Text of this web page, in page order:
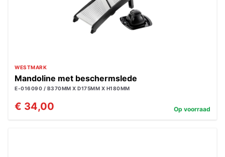
WESTMARK
Mandoline met beschermslede
E-016090 / B370MM X D175MM X H180MM
€ 34,00 Op voorraad